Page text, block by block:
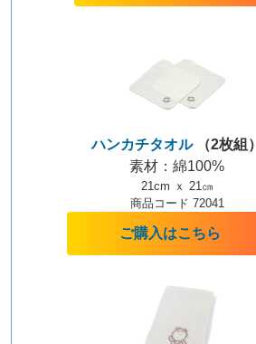
ハンカチタオル（2枚組）
素材：綿100%
21cm ｘ 21㎝
商品コード 72041
ご購入はこちら